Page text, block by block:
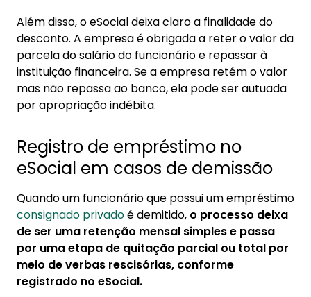
Além disso, o eSocial deixa claro a finalidade do
desconto. A empresa é obrigada a reter o valor da
parcela do salário do funcionário e repassar à
instituição financeira. Se a empresa retém o valor
mas não repassa ao banco, ela pode ser autuada
por apropriação indébita.
Registro de empréstimo no
eSocial em casos de demissão
Quando um funcionário que possui um empréstimo
consignado privadoé demitido, o processo deixa
de ser uma retenção mensal simples e passa
por uma etapa de quitação parcial ou total por
meio de verbas rescisórias, conforme
registrado no eSocial.